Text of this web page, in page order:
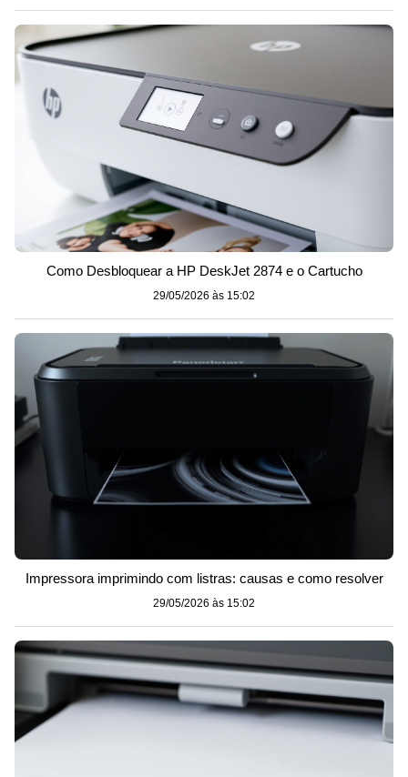
Como Desbloquear a HP DeskJet 2874 e o Cartucho
29/05/2026 às 15:02
Impressora imprimindo com listras: causas e como resolver
29/05/2026 às 15:02